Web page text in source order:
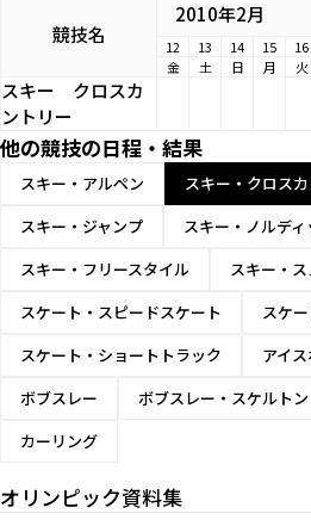
競技名
2010年2月
12 13 14 15 16
金
土 日 月 火
スキー クロスカ
ントリー
他の競技の日程・結果
スキー・アルペン
スキー・クロス
スキー・ジャンプ
スキー・ノルデ
スキー・フリースタイル
スキー・
スケート・スピードスケート
スケ
スケート・ショートトラック
アイ
ボブスレー
ボブスレー・スケルトン
カーリング
オリンピック資料集